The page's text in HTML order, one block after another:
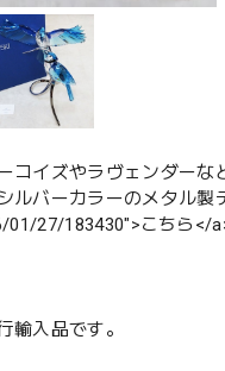
コイズやラヴェンダー
ルバーカラーのメタル
27/183430">こちら</
輸入品です。